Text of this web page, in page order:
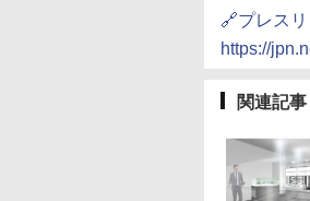
🔗プレスリ
https://
関連記事